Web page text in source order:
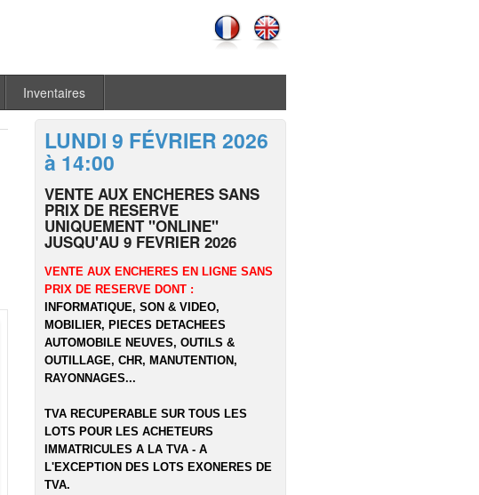
Inventaires
LUNDI 9 FÉVRIER 2026
à 14:00
VENTE AUX ENCHERES SANS
PRIX DE RESERVE
UNIQUEMENT "ONLINE"
JUSQU'AU 9 FEVRIER 2026
VENTE AUX ENCHERES EN LIGNE SANS
PRIX DE RESERVE DONT :
INFORMATIQUE, SON & VIDEO,
MOBILIER, PIECES DETACHEES
AUTOMOBILE NEUVES, OUTILS &
OUTILLAGE, CHR, MANUTENTION,
RAYONNAGES...
TVA RECUPERABLE SUR TOUS LES
LOTS POUR LES ACHETEURS
IMMATRICULES A LA TVA - A
L'EXCEPTION DES LOTS EXONERES DE
TVA.